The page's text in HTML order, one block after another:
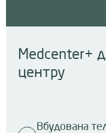
Medcenter+
центру
Вбудована